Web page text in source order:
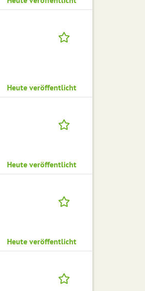
Heute veröffentlicht
Heute veröffentlicht
Heute veröffentlicht